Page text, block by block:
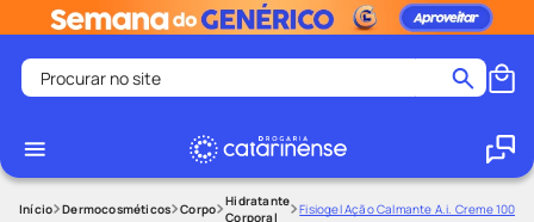
Procurar no site
1
2 º
medley
Dermocosméticos Corpo Hidratante
Corporal
Fisiogel Ação Calmante A.i. Creme 100g